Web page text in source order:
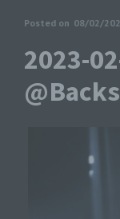
Posted on 08/02/
2023-